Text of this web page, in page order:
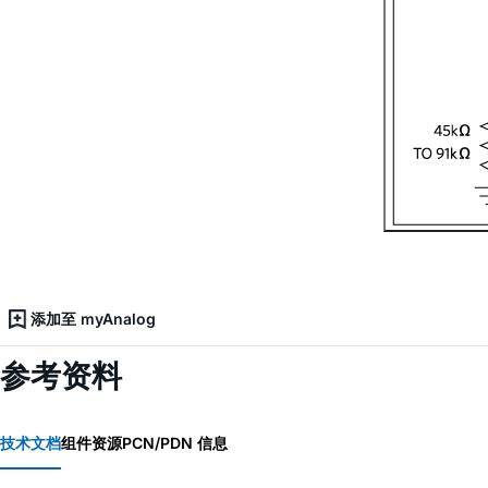
添加至 myAnalog
参考资料
技术文档组件资源PCN/PDN 信息